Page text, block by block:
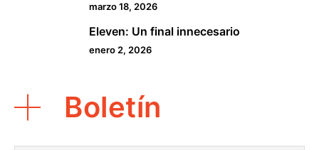
marzo 18, 2026
Eleven: Un final innecesario
enero 2, 2026
Boletín